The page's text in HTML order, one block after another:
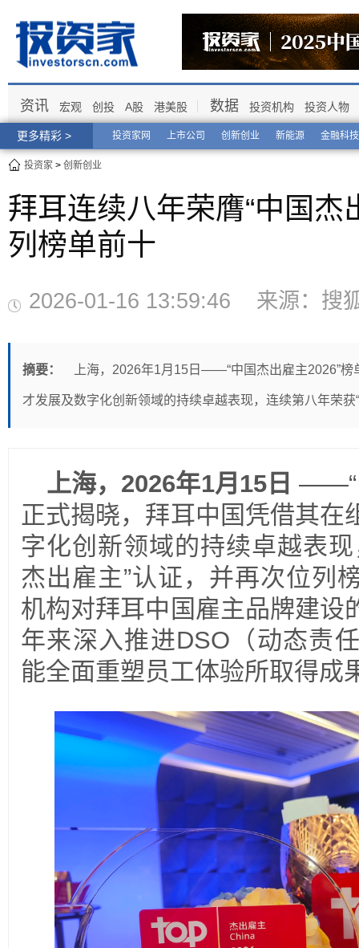
更多精彩 > 投资家网 上市公司 创新创业 新能源 金融科技
资讯 宏观 创投 A股 港美股 数据 投资机构 投资人物
投资家 > 创新创业
拜耳连续八年荣膺“中国杰
列榜单前十
2026-01-16 13:59:46 来源：
摘要： 上海，2026年1月15日——“中国杰出雇主2026”
才发展及数字化创新领域的持续卓越表现，连续第八年荣
上海，2026年1月15日 ——“
正式揭晓，拜耳中国凭借其在
字化创新领域的持续卓越表
杰出雇主”认证，并再次位列
机构对拜耳中国雇主品牌建设
年来深入推进DSO（动态责
能全面重塑员工体验所取得成